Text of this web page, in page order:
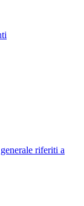
riferiti a